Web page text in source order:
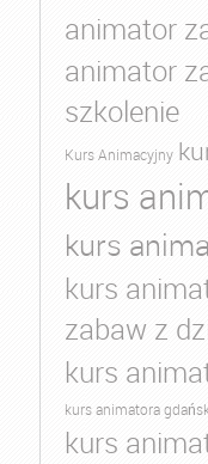
animator
animator
szkolenie
Kurs Animacyjny
kurs
kurs
kurs
zabaw z
kurs
kurs animatora
kurs